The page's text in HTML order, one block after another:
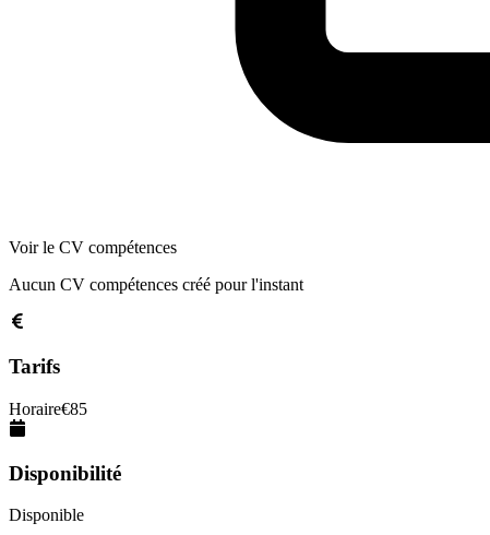
Voir le CV compétences
Aucun CV compétences créé pour l'instant
Tarifs
Horaire€85
Disponibilité
Disponible